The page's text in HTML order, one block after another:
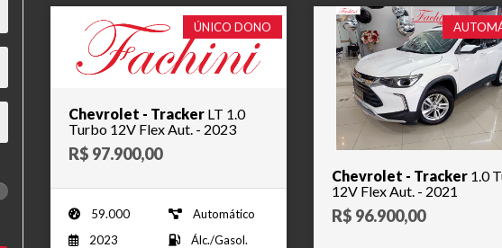
ÚNICO DONO
Chevrolet - Tracker LT 1.0
Turbo 12V Flex Aut. - 2023
R$ 97.900,00
59.000
Automático
2023
Álc./Gasol.
Chevrolet - Tracker 1.0
12V Flex Aut. - 2021
R$ 96.900,00